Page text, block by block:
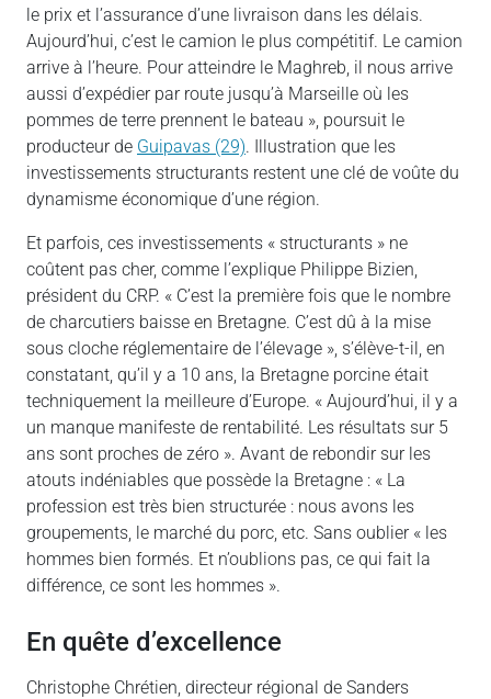
le prix et l’assurance d’une livraison dans les délais.
Aujourd’hui, c’est le camion le plus compétitif. Le camion
arrive à l’heure. Pour atteindre le Maghreb, il nous arrive
aussi d’expédier par route jusqu’à Marseille où les
pommes de terre prennent le bateau », poursuit le
producteur de Guipavas (29). Illustration que les
investissements structurants restent une clé de voûte du
dynamisme économique d’une région.
Et parfois, ces investissements « structurants » ne
coûtent pas cher, comme l’explique Philippe Bizien,
président du CRP. « C’est la première fois que le nombre
de charcutiers baisse en Bretagne. C’est dû à la mise
sous cloche réglementaire de l’élevage », s’élève-t-il, en
constatant, qu’il y a 10 ans, la Bretagne porcine était
techniquement la meilleure d’Europe. « Aujourd’hui, il y a
un manque manifeste de rentabilité. Les résultats sur 5
ans sont proches de zéro ». Avant de rebondir sur les
atouts indéniables que possède la Bretagne : « La
profession est très bien structurée : nous avons les
groupements, le marché du porc, etc. Sans oublier « les
hommes bien formés. Et n’oublions pas, ce qui fait la
différence, ce sont les hommes ».
En quête d’excellence
Christophe Chrétien, directeur régional de Sanders